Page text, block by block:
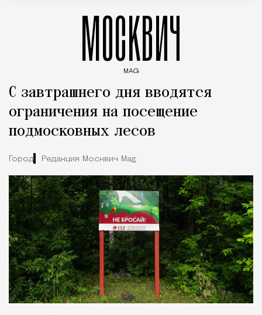
МОСКВИЧ
MAG
С завтрашнего дня вводятся
ограничения на посещение
подмосковных лесов
Город Редакция Москвич Mag